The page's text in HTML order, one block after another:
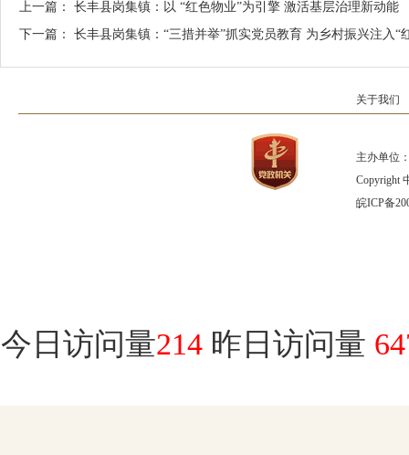
上一篇： 长丰县岗集镇：以 “红色物业”为引擎 激活基层治理新动能
下一篇： 长丰县岗集镇：“三措并举”抓实党员教育 为乡村振兴注入“
关于我们
主办单位
Copyright
皖ICP备
今日访问量214 昨日访问量